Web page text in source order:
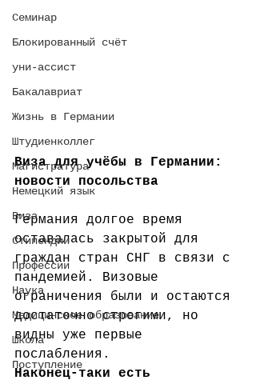
Семинар
Блокированный счёт
уни-ассист
Бакалавриат
Жизнь в Германии
Штудиенколлег
Магистратура
Немецкий язык
Виза
Стипендии
Профессии
Наука
Медицинское образование
Школа
Поступление
Виза для учёбы в Германии:
новости посольства
Германия долгое время
оставалась закрытой для
граждан стран СНГ в связи с
пандемией. Визовые
ограничения были и остаются
достаточно строгими, но
видны уже первые
послабления.
Наконец-таки есть